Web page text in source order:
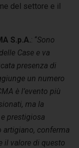
del settore e il
S.p.A.: “Sono
Case e va
presenza di
un numero
è l’evento più
ma la
prestigiosa
conferma
il valore di questo